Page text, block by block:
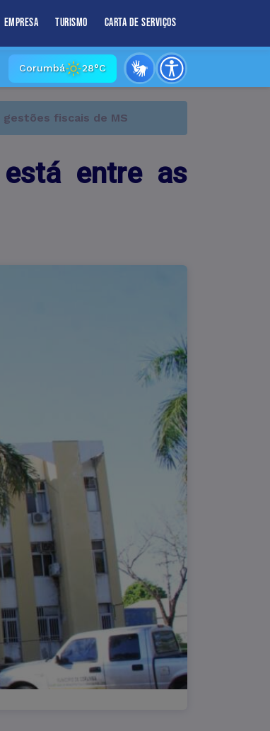
Empresa Turismo Carta de Serviços
Corumbá 28°C
fiscais de MS
entre as